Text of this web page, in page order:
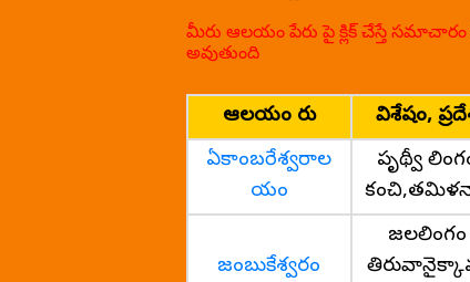
మీరు ఆలయం పేరు పై క్లిక్ చేస్తే
అవుతుంది
ఆలయం పేరు
విశేషం,
ఏకాంబరేశ్వరాల
యం
పృథ్వీ
జంబుకేశ్వరం
జలలింగం